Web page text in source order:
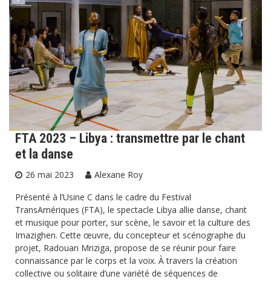
FTA 2023 – Libya : transmettre par le chant
et la danse
26 mai 2023
Alexane Roy
Présenté à l’Usine C dans le cadre du Festival
TransAmériques (FTA), le spectacle Libya allie danse, chant
et musique pour porter, sur scène, le savoir et la culture des
Imazighen. Cette œuvre, du concepteur et scénographe du
projet, Radouan Mriziga, propose de se réunir pour faire
connaissance par le corps et la voix. À travers la création
collective ou solitaire d’une variété de séquences de